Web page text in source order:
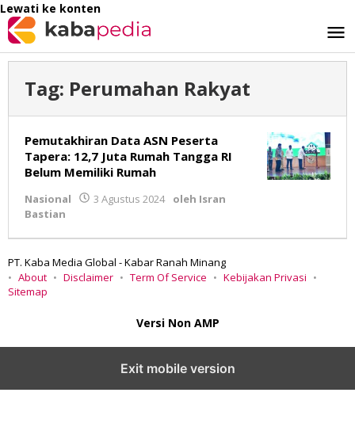
Lewati ke konten
Tag: Perumahan Rakyat
Pemutakhiran Data ASN Peserta
Tapera: 12,7 Juta Rumah Tangga RI
Belum Memiliki Rumah
Nasional 3 Agustus 2024 oleh Isran
Bastian
PT. Kaba Media Global - Kabar Ranah Minang
About
Disclaimer Term Of Service
Kebijakan Privasi
Sitemap
Versi Non AMP
Exit mobile version